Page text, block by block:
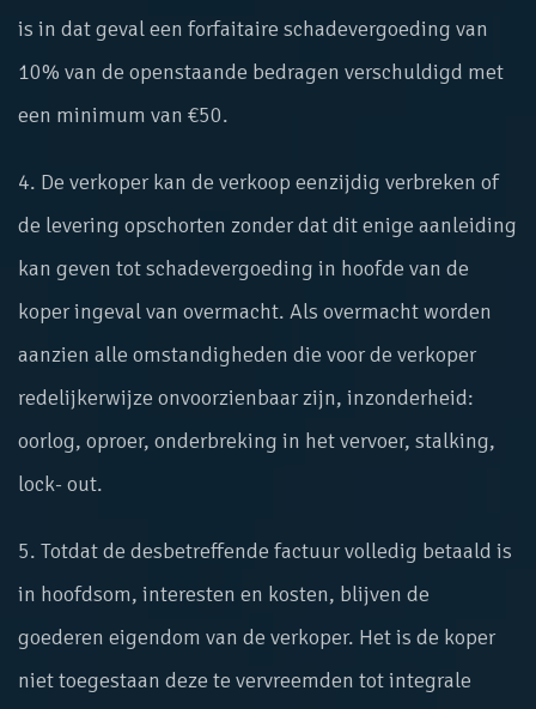
is in dat geval een forfaitaire schadevergoeding van
10% van de openstaande bedragen verschuldigd met
een minimum van €50.
4. De verkoper kan de verkoop eenzijdig verbreken of
de levering opschorten zonder dat dit enige aanleiding
kan geven tot schadevergoeding in hoofde van de
koper ingeval van overmacht. Als overmacht worden
aanzien alle omstandigheden die voor de verkoper
redelijkerwijze onvoorzienbaar zijn, inzonderheid:
oorlog, oproer, onderbreking in het vervoer, stalking,
lock- out.
5. Totdat de desbetreffende factuur volledig betaald is
in hoofdsom, interesten en kosten, blijven de
goederen eigendom van de verkoper. Het is de koper
niet toegestaan deze te vervreemden tot integrale